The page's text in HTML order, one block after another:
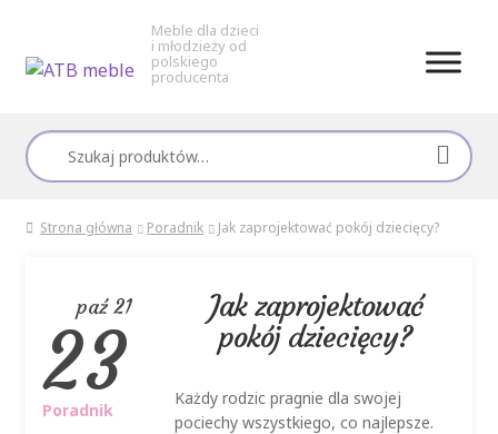
nawigacji
treści
Meble dla dzieci
i młodzieży od
polskiego
producenta
Szukaj:
Strona główna Poradnik Jak zaprojektować pokój dziecięcy?
paź 21
23
Poradnik
Jak zaprojektować
pokój dziecięcy?
Każdy rodzic pragnie dla swojej
pociechy wszystkiego, co najlepsze.